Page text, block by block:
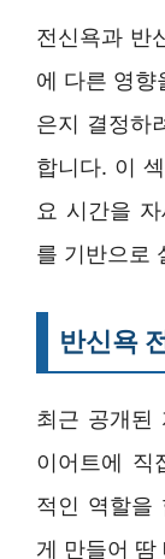
전신욕과 반
에 다른 영향
은지 결정하
합니다. 이
요 시간을
를 기반으로
반신욕
최근 공개된
이어트에 직
적인 역할을
게 만들어 땀